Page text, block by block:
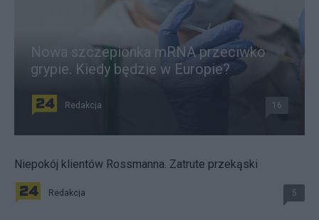
Nowa szczepionka mRNA przeciwko
grypie. Kiedy będzie w Europie?
Redakcja 16
Niepokój klientów Rossmanna. Zatrute przekąski
Redakcja 5